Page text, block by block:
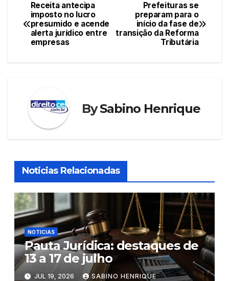
Navegação
de
Post
Prefeituras se
preparam para o
início da fase de
transição da Reforma
Tributária
Receita antecipa
imposto no lucro
presumido e acende
alerta jurídico entre
empresas
BySabino Henrique
Noticias Relacionadas
NOTICIAS
Pauta Jurídica: destaques de
13 a 17 de julho
JUL 19, 2026 SABINO HENRIQUE